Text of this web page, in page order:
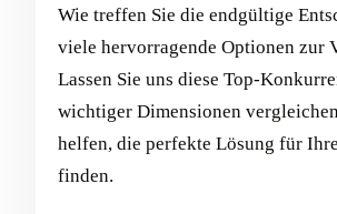
Wie treffen Sie die endgültige
viele hervorragende Optionen zur
Lassen Sie uns diese Top-
wichtiger Dimensionen
helfen, die perfekte Lösung für
finden.